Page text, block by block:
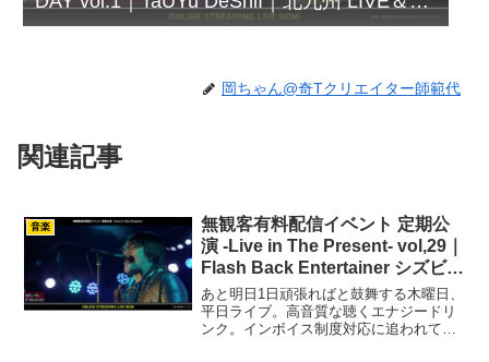
BAR WHIPPING POST
岡ちゃん@奇Tクリエイター師範代
関連記事
音楽
無観客有料配信イベント 定期公
演 -Live in The Present- vol,29｜
Flash Back Entertainer シズビシ
ャス｜北九州 LIVE＆BAR
WHIPPING POST
あと明日1日頑張ればと鼓舞する木曜日、
平日ライブ。高音質な聴くエナジードリ
ンク。インボイス制度対応に追われてゲ